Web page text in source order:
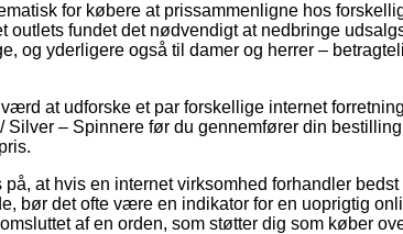
for købere at prissammenligne hos
outlets fundet det nødvendigt at nedbringe
og yderligere også til damer og herrer –
at udforske et par forskellige internet
Silver – Spinnere før du gennemfører din
at hvis en internet virksomhed forhandler
bør det ofte være en indikator for en uoprigtig
af en orden, som støtter dig som køber